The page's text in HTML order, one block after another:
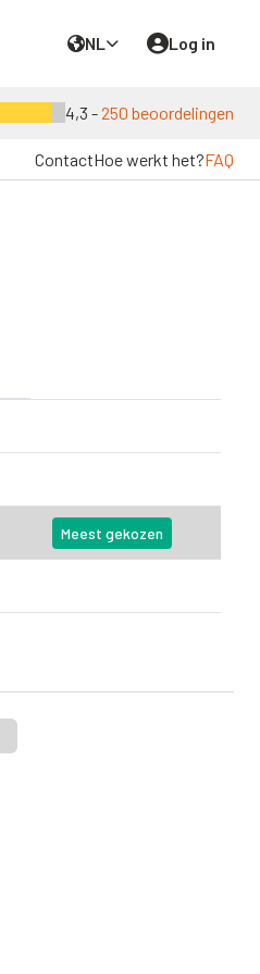
NL Log in
4,3 -250 beoordelingen
ContactHoe werkt het?FAQ
Meest gekozen